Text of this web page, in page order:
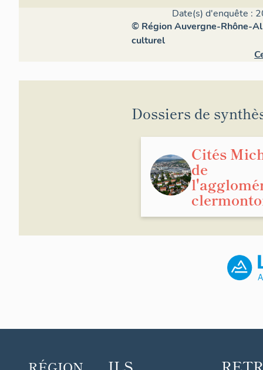
Date(s) d'enquête :
© Région Auvergne-Rhône-
culturel
Dossiers de
Cités
de